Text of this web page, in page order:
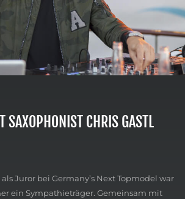
SAXOPHONIST CHRIS GASTL
Juror bei Germany’s Next Topmodel war
ein Sympathieträger. Gemeinsam mit